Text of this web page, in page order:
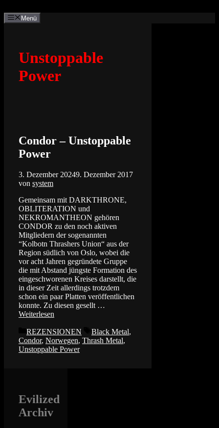
Inhalt
springen
Menü
Unstoppable
Power
Condor – Unstoppable
Power
3. Dezember 20249. Dezember 2017
von system
Gemeinsam mit DARKTHRONE,
OBLITERATION und
NEKROMANTHEON gehören
CONDOR zu den noch aktiven
Mitgliedern der sogenannten
“Kolbotn Thrashers Union“ aus der
Region südlich von Oslo, wobei die
vor acht Jahren gegründete Gruppe
die mit Abstand jüngste Formation des
eingeschworenen Kreises darstellt, die
in dieser Zeit allerdings trotzdem
schon ein paar Platten veröffentlichen
konnte. Zu diesen gesellt …
Weiterlesen
Kategorien
REZENSIONEN Schlagwörter
Black Metal,
Condor, Norwegen, Thrash Metal,
Unstoppable Power
Evilized
Archiv